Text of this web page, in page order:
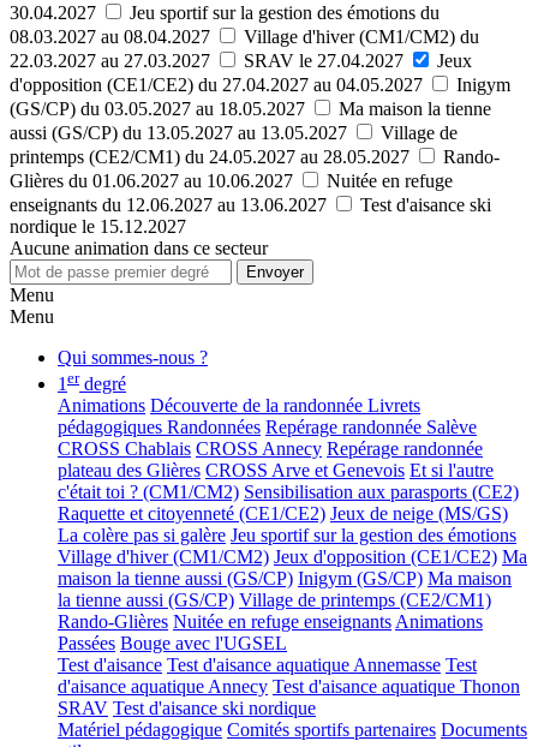
30.04.2027
Jeu sportif sur la gestion des émotions du
08.03.2027 au 08.04.2027
Village d'hiver (CM1/CM2) du
22.03.2027 au 27.03.2027
SRAV le 27.04.2027
Jeux
d'opposition (CE1/CE2) du 27.04.2027 au 04.05.2027
Inigym
(GS/CP) du 03.05.2027 au 18.05.2027
Ma maison la tienne
aussi (GS/CP) du 13.05.2027 au 13.05.2027
Village de
printemps (CE2/CM1) du 24.05.2027 au 28.05.2027
Rando-
Glières du 01.06.2027 au 10.06.2027
Nuitée en refuge
enseignants du 12.06.2027 au 13.06.2027
Test d'aisance ski
nordique le 15.12.2027
Aucune animation dans ce secteur
Menu
Menu
Qui sommes-nous ?
1 erdegré
Animations Découverte de la randonnée Livrets
pédagogiques Randonnées Repérage randonnée Salève
CROSS Chablais CROSS Annecy Repérage randonnée
plateau des Glières CROSS Arve et Genevois Et si l'autre
c'était toi ? (CM1/CM2) Sensibilisation aux parasports (CE2)
Raquette et citoyenneté (CE1/CE2) Jeux de neige (MS/GS)
La colère pas si galère Jeu sportif sur la gestion des émotions
Village d'hiver (CM1/CM2) Jeux d'opposition (CE1/CE2) Ma
maison la tienne aussi (GS/CP) Inigym (GS/CP) Ma maison
la tienne aussi (GS/CP) Village de printemps (CE2/CM1)
Rando-Glières Nuitée en refuge enseignants Animations
Passées Bouge avec l'UGSEL
Test d'aisance Test d'aisance aquatique Annemasse Test
d'aisance aquatique Annecy Test d'aisance aquatique Thonon
SRAV Test d'aisance ski nordique
Matériel pédagogique Comités sportifs partenaires Documents